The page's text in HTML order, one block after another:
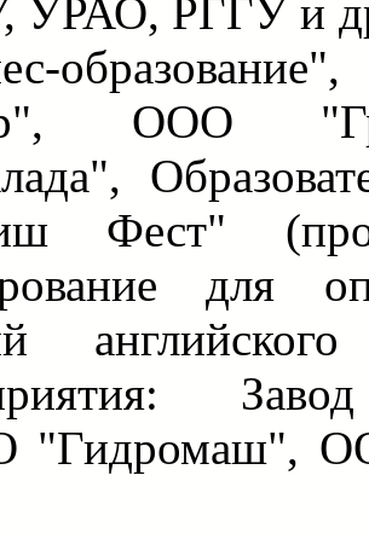
УРАО, РГГУ и
ООО
Фест"
для
"Гидромаш",